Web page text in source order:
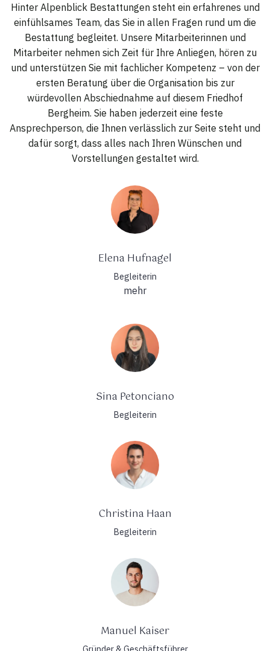
Hinter Alpenblick Bestattungen steht ein erfahrenes und
einfühlsames Team, das Sie in allen Fragen rund um die
Bestattung begleitet. Unsere Mitarbeiterinnen und
Mitarbeiter nehmen sich Zeit für Ihre Anliegen, hören zu
und unterstützen Sie mit fachlicher Kompetenz – von der
ersten Beratung über die Organisation bis zur
würdevollen Abschiednahme auf diesem Friedhof
Bergheim. Sie haben jederzeit eine feste
Ansprechperson, die Ihnen verlässlich zur Seite steht und
dafür sorgt, dass alles nach Ihren Wünschen und
Vorstellungen gestaltet wird.
Elena Hufnagel
Begleiterin
mehr
Sina Petonciano
Begleiterin
Christina Haan
Begleiterin
Manuel Kaiser